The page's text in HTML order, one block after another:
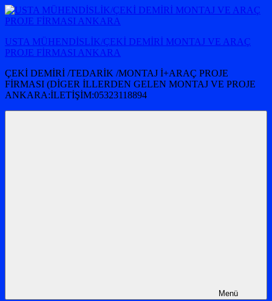
İçeriğe
atla
USTA MÜHENDİSLİK/ÇEKİ DEMİRİ MONTAJ VE ARAÇ
PROJE FİRMASI ANKARA
ÇEKİ DEMİRİ /TEDARİK /MONTAJ İ+ARAÇ PROJE
FİRMASI (DİGER İLLERDEN GELEN MONTAJ VE PROJE
ANKARA:İLETİŞİM:05323118894
Menü